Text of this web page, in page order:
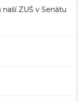
ZUŠ v Senátu